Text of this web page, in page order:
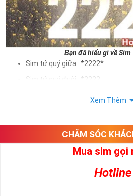
Bạn đã hiểu gì về Sim
Sim tứ quý giữa: *2222*
Sim tứ quý đuôi: *2222
như sự sắp xếp của các con số trong
Ý nghĩa sim tứ quý 2
Xem Thêm
CHĂM SÓC
Mua sim gọi
Hotline